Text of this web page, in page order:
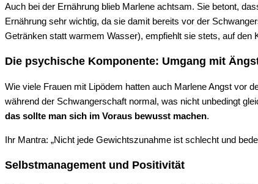
Auch bei der Ernährung blieb Marlene achtsam. Sie betont,
Ernährung sehr wichtig, da sie damit bereits vor der
Getränken statt warmem Wasser), empfiehlt sie stets, auf
Die psychische Komponente: Umgang mit
Wie viele Frauen mit Lipödem hatten auch Marlene Angst vor
während der Schwangerschaft normal, was nicht unbedingt
das sollte man sich im Voraus bewusst machen.
Ihr Mantra: „Nicht jede Gewichtszunahme ist schlecht und
Selbstmanagement und Positivität